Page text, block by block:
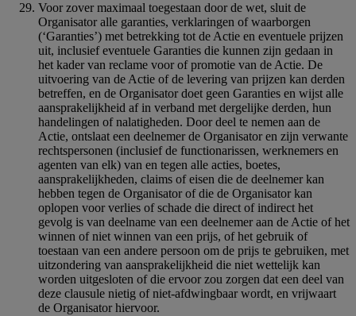
Voor zover maximaal toegestaan door de wet, sluit de
Organisator alle garanties, verklaringen of waarborgen
(‘Garanties’) met betrekking tot de Actie en eventuele prijzen
uit, inclusief eventuele Garanties die kunnen zijn gedaan in
het kader van reclame voor of promotie van de Actie. De
uitvoering van de Actie of de levering van prijzen kan derden
betreffen, en de Organisator doet geen Garanties en wijst alle
aansprakelijkheid af in verband met dergelijke derden, hun
handelingen of nalatigheden. Door deel te nemen aan de
Actie, ontslaat een deelnemer de Organisator en zijn verwante
rechtspersonen (inclusief de functionarissen, werknemers en
agenten van elk) van en tegen alle acties, boetes,
aansprakelijkheden, claims of eisen die de deelnemer kan
hebben tegen de Organisator of die de Organisator kan
oplopen voor verlies of schade die direct of indirect het
gevolg is van deelname van een deelnemer aan de Actie of het
winnen of niet winnen van een prijs, of het gebruik of
toestaan van een andere persoon om de prijs te gebruiken, met
uitzondering van aansprakelijkheid die niet wettelijk kan
worden uitgesloten of die ervoor zou zorgen dat een deel van
deze clausule nietig of niet-afdwingbaar wordt, en vrijwaart
de Organisator hiervoor.